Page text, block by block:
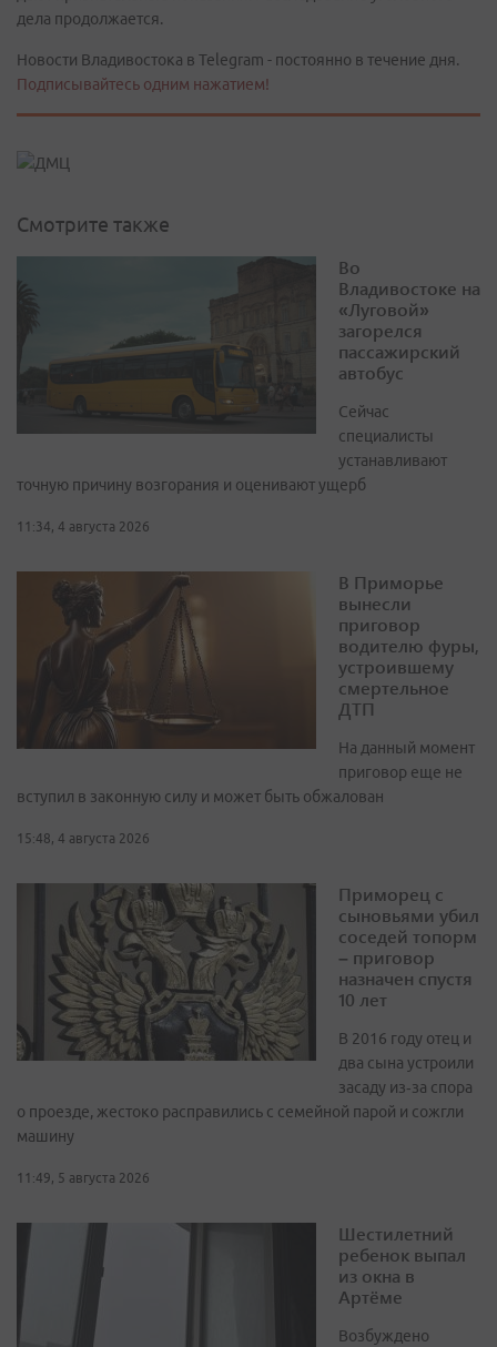
дела продолжается.
Новости Владивостока в Telegram - постоянно в течение дня.
Подписывайтесь одним нажатием!
Смотрите также
Во
Владивостоке на
«Луговой»
загорелся
пассажирский
автобус
Сейчас
специалисты
устанавливают
точную причину возгорания и оценивают ущерб
11:34, 4 августа 2026
В Приморье
вынесли
приговор
водителю фуры,
устроившему
смертельное
ДТП
На данный момент
приговор еще не
вступил в законную силу и может быть обжалован
15:48, 4 августа 2026
Приморец с
сыновьями убил
соседей топорм
– приговор
назначен спустя
10 лет
В 2016 году отец и
два сына устроили
засаду из‑за спора
о проезде, жестоко расправились с семейной парой и сожгли
машину
11:49, 5 августа 2026
Шестилетний
ребенок выпал
из окна в
Артёме
Возбуждено